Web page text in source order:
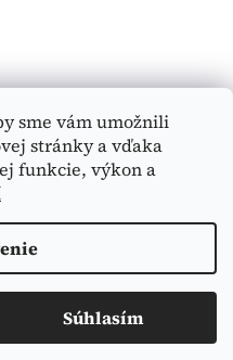
sme vám umožnili
stránky a vďaka
funkcie, výkon a
Súhlasím
HĽADAŤ
Shoptet
Všetky práva vyhradené.